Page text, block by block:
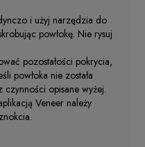
i użyj narzędzia do
powłokę. Nie rysuj
pozostałości pokrycia,
powłoka nie została
czynności opisane wyżej.
Veneer należy